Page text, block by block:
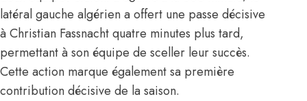
latéral gauche algérien a offert une passe décisive
à Christian Fassnacht quatre minutes plus tard,
permettant à son équipe de sceller leur succès.
Cette action marque également sa première
contribution décisive de la saison.